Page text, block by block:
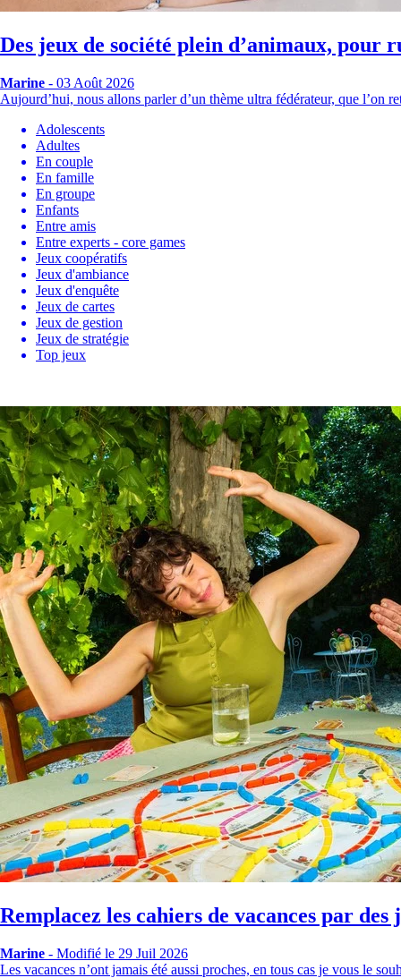
Des jeux de société plein d’animaux, pour
Marine - 03 Août 2026
Aujourd’hui, nous allons parler d’un thème ultra fédérateur, que l’on
Adolescents
Adultes
En couple
En famille
En groupe
Enfants
Entre amis
Entre experts - core games
Jeux coopératifs
Jeux d'ambiance
Jeux d'enquête
Jeux de cartes
Jeux de gestion
Jeux de stratégie
Top jeux
Remplacez les cahiers de vacances par des
Marine - Modifié le 29 Juil 2026
Les vacances n’ont jamais été aussi proches, en tous cas je vous le